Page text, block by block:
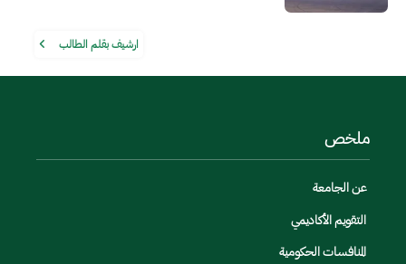
ارشيف بقلم الطالب
ملخص
عن الجامعة
التقويم الأكاديمي
المنافسات الحكومية